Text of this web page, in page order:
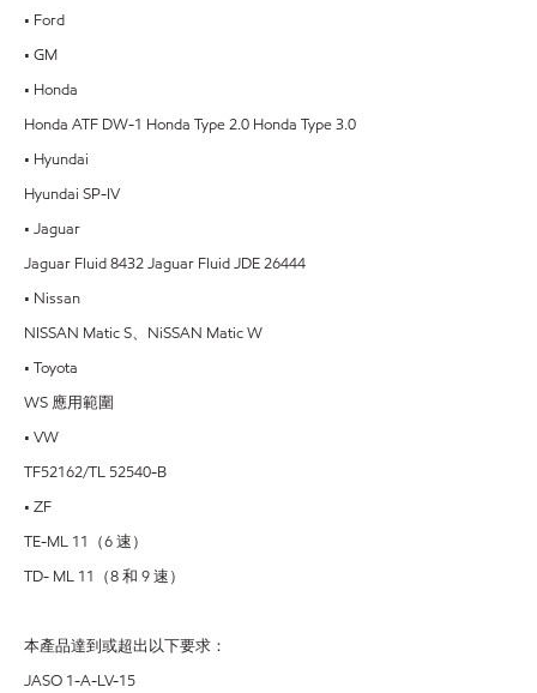
• Ford
• GM
• Honda
Honda ATF DW-1 Honda Type 2.0 Honda Type 3.0
• Hyundai
Hyundai SP-IV
• Jaguar
Jaguar Fluid 8432 Jaguar Fluid JDE 26444
• Nissan
NISSAN Matic S、 NiSSAN Matic W
• Toyota
WS 應用範圍
• VW
TF52162/TL 52540-B
• ZF
TE-ML 11 （6速）
TD- ML 11 （8和 9速）
本產品達到或超出以下要求 ：
JASO 1-A-LV-15